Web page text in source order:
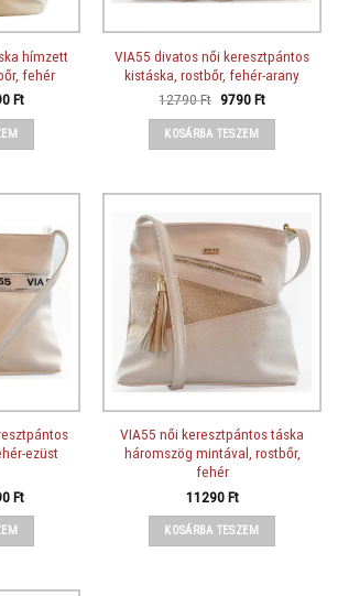
hímzett
fehér
Ft.
FtCurrent
VIA55 divatos női keresztpántos
kistáska, rostbőr, fehér-arany
12790Ft Original
was:
12790 Ft.
9790FtCurrent
KOSÁRBA TESZEM
ezüst
Ft.
FtCurrent
VIA55 női keresztpántos táska
háromszög mintával, rostbőr,
fehér
11290Ft
KOSÁRBA TESZEM